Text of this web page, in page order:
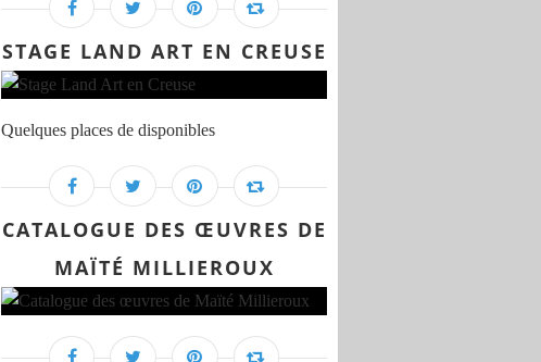
STAGE LAND ART EN CREUSE
Quelques places de disponibles
CATALOGUE DES ŒUVRES DE
MAÏTÉ MILLIEROUX